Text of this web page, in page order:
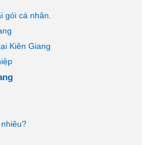
gói cá nhân.
Kiên Giang